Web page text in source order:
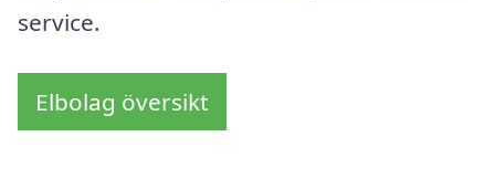
service.
Elbolag översikt